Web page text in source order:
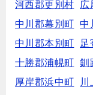
河西郡更別村
広
中川郡幕別町
中
中川郡本別町
足
十勝郡浦幌町
釧
厚岸郡浜中町
川